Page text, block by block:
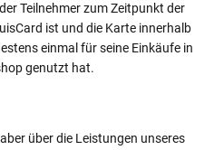
Teilnehmer zum Zeitpunkt der
ist und die Karte innerhalb
einmal für seine Einkäufe in
genutzt hat.
über die Leistungen unseres